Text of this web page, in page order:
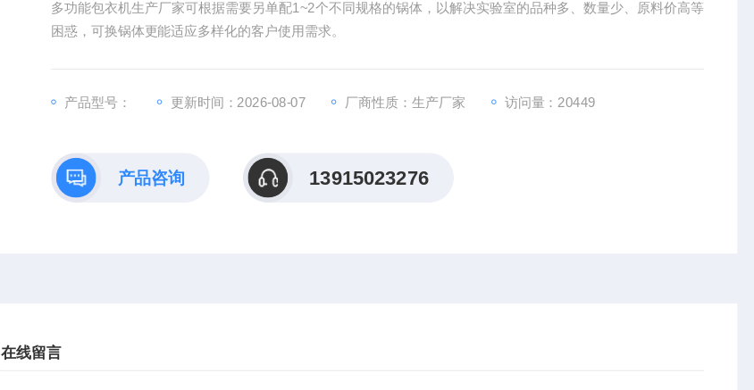
多功能包衣机生产厂家可根据需要另单配1~2个不同规格的锅体，以解决实验室的品种多、数量少、原料价高等
困惑，可换锅体更能适应多样化的客户使用需求。
产品型号： 更新时间：2026-08-07 厂商性质：生产厂家 访问量：20449
产品咨询 13915023276
在线留言